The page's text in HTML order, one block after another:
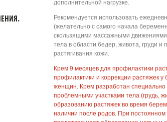
дополнительной нагрузке.
Рекомендуется использовать
(желательно с самого начала
скользящими массажными
тела в области бедер, живота, груди и
растягивания кожи.
Крем 9 месяцев для профилактики
профилактики и коррекции растяжек
женщин. Крем разработан специально
проблемными участками тела (грудь,
образованию растяжек во время
наличии после родов. При